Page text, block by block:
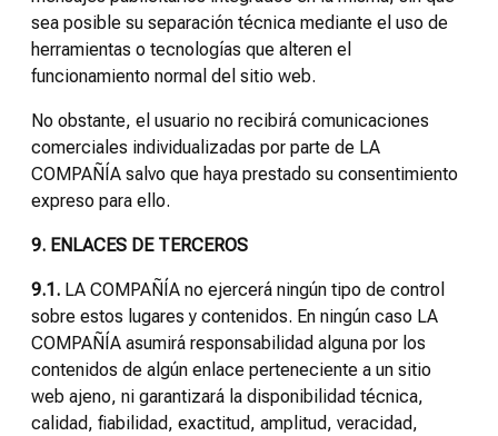
sea posible su separación técnica mediante el uso de
herramientas o tecnologías que alteren el
funcionamiento normal del sitio web.
No obstante, el usuario no recibirá comunicaciones
comerciales individualizadas por parte de LA
COMPAÑÍA salvo que haya prestado su consentimiento
expreso para ello.
9. ENLACES DE TERCEROS
9.1. LA COMPAÑÍA no ejercerá ningún tipo de control
sobre estos lugares y contenidos. En ningún caso LA
COMPAÑÍA asumirá responsabilidad alguna por los
contenidos de algún enlace perteneciente a un sitio
web ajeno, ni garantizará la disponibilidad técnica,
calidad, fiabilidad, exactitud, amplitud, veracidad,